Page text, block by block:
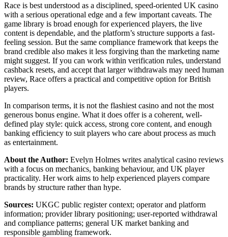
Race is best understood as a disciplined, speed-oriented UK casino
with a serious operational edge and a few important caveats. The
game library is broad enough for experienced players, the live
content is dependable, and the platform’s structure supports a fast-
feeling session. But the same compliance framework that keeps the
brand credible also makes it less forgiving than the marketing name
might suggest. If you can work within verification rules, understand
cashback resets, and accept that larger withdrawals may need human
review, Race offers a practical and competitive option for British
players.
In comparison terms, it is not the flashiest casino and not the most
generous bonus engine. What it does offer is a coherent, well-
defined play style: quick access, strong core content, and enough
banking efficiency to suit players who care about process as much
as entertainment.
About the Author: Evelyn Holmes writes analytical casino reviews
with a focus on mechanics, banking behaviour, and UK player
practicality. Her work aims to help experienced players compare
brands by structure rather than hype.
Sources: UKGC public register context; operator and platform
information; provider library positioning; user-reported withdrawal
and compliance patterns; general UK market banking and
responsible gambling framework.